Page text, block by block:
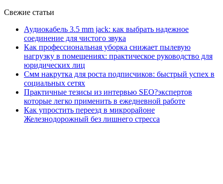
Свежие статьи
Аудиокабель 3.5 mm jack: как выбрать надежное
соединение для чистого звука
Как профессиональная уборка снижает пылевую
нагрузку в помещениях: практическое руководство для
юридических лиц
Смм накрутка для роста подписчиков: быстрый успех в
социальных сетях
Практичные тезисы из интервью SEO?экспертов
которые легко применить в ежедневной работе
Как упростить переезд в микрорайоне
Железнодорожный без лишнего стресса